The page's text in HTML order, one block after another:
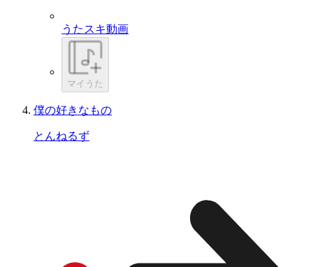
うたスキ動画
マイうた
僕の好きなもの
とんねるず